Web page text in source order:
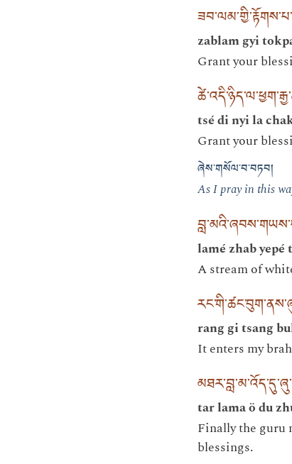
zablam gyi
Grant your
tsé di nyi la
Grant your
ཞེས་གསོལ་བ་བཏབ།
As I pray in this
lamé zhab
A stream of
rang gi tsang
It enters my
tar lama ö du
Finally the guru
blessings.